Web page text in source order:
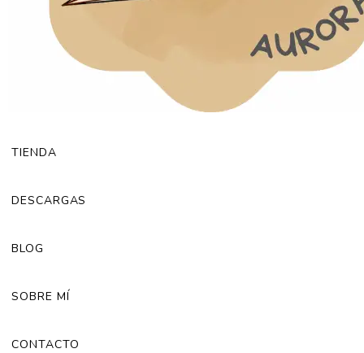
TIENDA
DESCARGAS
BLOG
SOBRE MÍ
CONTACTO